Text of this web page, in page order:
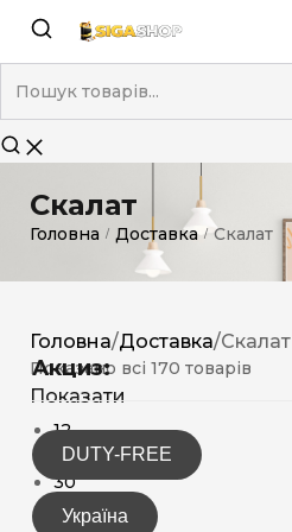
Скалат
Головна / Доставка / Скалат
Акциз:
DUTY-FREE
Україна
Головна/Доставка/Скалат
Показано всі 170 товарів
Показати
12
15
30